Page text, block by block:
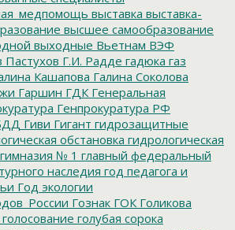
выставка выставка-
высшее самообразование
выходные Вьетнам ВЭФ
Пастухов Г.И. Радде гадюка газ
Кашапова Галина Соколова
Гаршин ГДК Генеральная
Генпрокуратура РФ
Гиви Гигант гидрозащитные
обстановка гидрологическая
гимназия № 1 главный федеральный
наследия год педагога и
Год экологии
Гознак ГОК Голикова
голосование голубая сорока